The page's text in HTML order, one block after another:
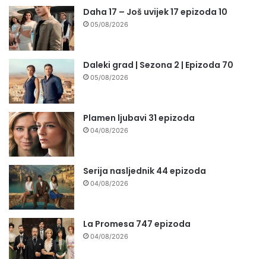
Daha 17 – Još uvijek 17 epizoda 10
05/08/2026
Daleki grad | Sezona 2 | Epizoda 70
05/08/2026
Plamen ljubavi 31 epizoda
04/08/2026
Serija nasljednik 44 epizoda
04/08/2026
La Promesa 747 epizoda
04/08/2026